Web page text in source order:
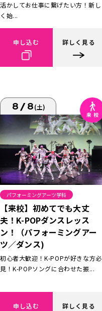
活かしてお仕事に繋げたい方！新し
く始...
申し込む 詳しく見る
8/8(土)
パフォーミングアーツ学科
【来校】初めてでも大丈
夫！K-POPダンスレッス
ン！（パフォーミングアー
ツ／ダンス)
初心者大歓迎！K-POPが好きな方必
見！K-POPソングに合わせた振...
申し込む 詳しく見る